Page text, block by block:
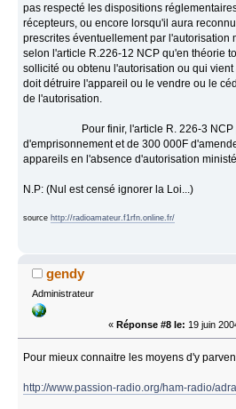
pas respecté les dispositions
récepteurs, ou encore lorsqu'il aura
prescrites éventuellement par l'autorisation
selon l'article R.226-12 NCP qu'en théorie
sollicité ou obtenu l'autorisation ou qui vient
doit détruire l'appareil ou le vendre ou le
de l'autorisation.
Pour finir, l'article R. 226-3 NCP
d'emprisonnement et de 300 000F
appareils en l'absence d'autorisation
N.P: (Nul est censé ignorer la Loi...)
source http://radioamateur.f1rfn.online.fr/
gendy
Administrateur
« Réponse #8 le: 19 juin
Pour mieux connaitre les moyens d'y
http://www.passion-radio.org/ham-radio/